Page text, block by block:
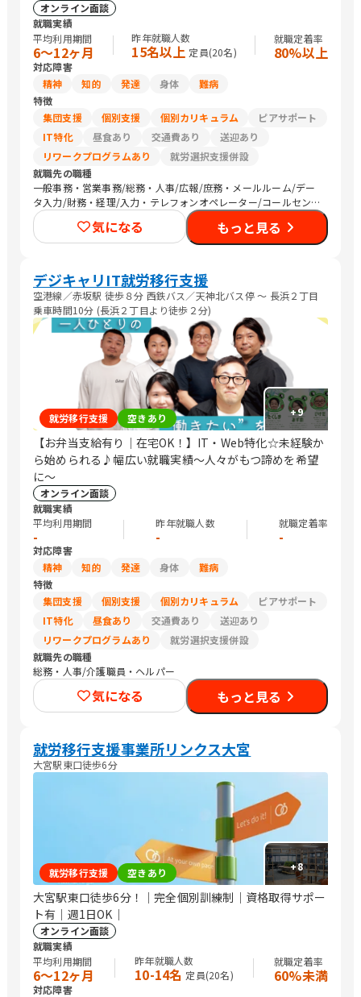
オンライン面談
就職実績
平均利用期間
6〜12ヶ月
昨年就職人数
15名以上 定員(20名)
就職定着率
80%以上
対応障害
精神
知的 発達 身体
難病
特徴
集団支援
個別支援 個別カリキュラム
ピアサポート
IT特化
昼食あり 交通費あり
送迎あり
リワークプログラムあり
就労選択支援併設
就職先の職種
一般事務・営業事務/総務・人事/広報/庶務・メールルーム/デー
タ入力/財務・経理/入力・テレフォンオペレーター/コールセンタ
ー/その他事務/梱包作業/検品/組立・組付け/その他軽作業/その
他営業/販売スタッフ・接客/バックヤード・商品管理/その他販
売/編集者/Web制作/DTPオペレーター/その他クリエイティブ/デ
ンジニア/ネットワークエンジニア/社内情報システム/その他IT/ヘ
ルプデスク/ヘルスキーパー/看護師/介護職員・ヘルパー/清掃/警
備
気になる もっと見る
デジキャリIT就労移行支援
空港線／赤坂駅 徒歩８分 西鉄バス／天神北バス停 〜 長浜２丁目
乗車時間10分 (長浜２丁目より徒歩２分)
+9
就労移行支援 空きあり
【お弁当支給有り｜在宅OK！】IT・Web特化☆未経験か
ら始められる♪幅広い就職実績〜人々がもつ諦めを希望
に〜
オンライン面談
就職実績
平均利用期間
-
昨年就職人数
-
就職定着率
-
対応障害
精神
知的 発達 身体
難病
特徴
集団支援
個別支援 個別カリキュラム
ピアサポート
IT特化
昼食あり 交通費あり
送迎あり
リワークプログラムあり
就労選択支援併設
就職先の職種
総務・人事/介護職員・ヘルパー
気になる もっと見る
就労移行支援事業所リンクス大宮
大宮駅東口徒歩6分
+8
就労移行支援 空きあり
大宮駅東口徒歩6分！｜完全個別訓練制｜資格取得サポー
ト有｜週1日OK｜
オンライン面談
就職実績
平均利用期間
6〜12ヶ月
昨年就職人数
10-14名 定員(20名)
就職定着率
60%未満
対応障害